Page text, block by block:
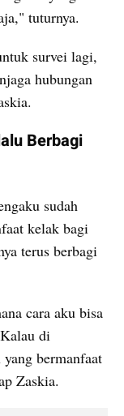
tuturnya.
survei lagi,
hubungan
Berbagi
sudah
kelak bagi
terus berbagi
cara aku bisa
di
bermanfaat
Zaskia.